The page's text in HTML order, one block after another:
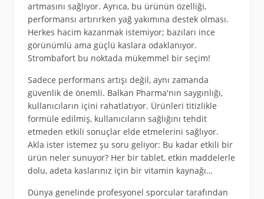
artmasını sağlıyor. Ayrıca, bu ürünün özelliği,
performansı artırırken yağ yakımına destek olması.
Herkes hacim kazanmak istemiyor; bazıları ince
görünümlü ama güçlü kaslara odaklanıyor.
Strombafort bu noktada mükemmel bir seçim!
Sadece performans artışı değil, aynı zamanda
güvenlik de önemli. Balkan Pharma'nın saygınlığı,
kullanıcıların içini rahatlatıyor. Ürünleri titizlikle
formüle edilmiş, kullanıcıların sağlığını tehdit
etmeden etkili sonuçlar elde etmelerini sağlıyor.
Akla ister istemez şu soru geliyor: Bu kadar etkili bir
ürün neler sunuyor? Her bir tablet, etkin maddelerle
dolu, adeta kaslarınız için bir vitamin kaynağı…
Dünya genelinde profesyonel sporcular tarafından